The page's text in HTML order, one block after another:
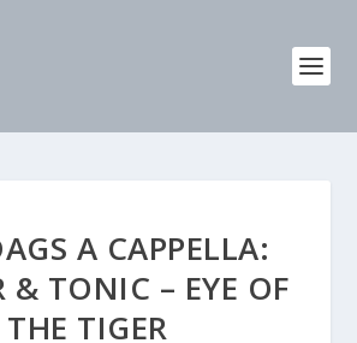
A CAPPELLA:
& TONIC – EYE OF
THE TIGER